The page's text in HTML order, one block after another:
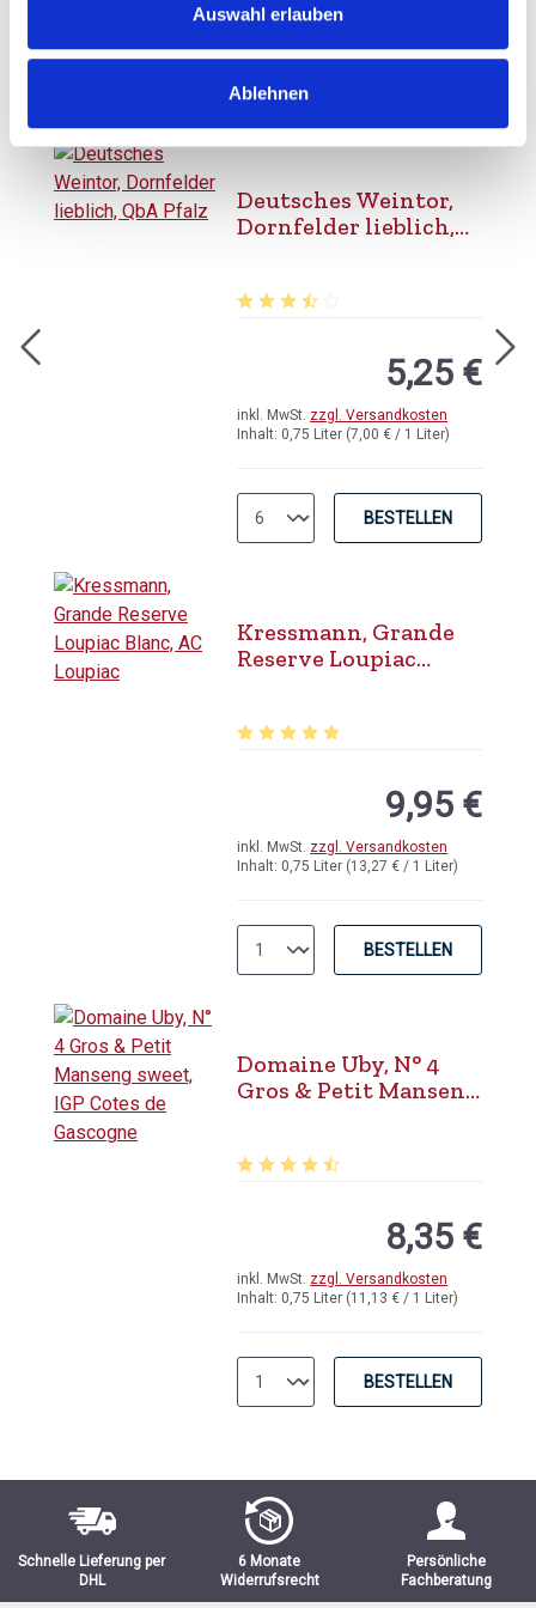
Auswahl erlauben
AblehnenAUSGETRUNKEN
Deutsches Weintor,
Dornfelder lieblich,
Durchschnittliche Bewertung von
Inhalt: 0,75 Liter (7,00 € / 1 Liter)
inkl. MwSt. zzgl. Versandkosten
5,25 €
BESTELLEN
Kressmann, Grande
Reserve Loupiac
Inhalt: 0,75 Liter (13,27 € / 1 Liter)
inkl. MwSt. zzgl. Versandkosten
9,95 €
BESTELLEN
Domaine Uby, N° 4
Gros & Petit Manseng
Inhalt: 0,75 Liter (11,13 € / 1 Liter)
inkl. MwSt. zzgl. Versandkosten
8,35 €
BESTELLEN
Schnelle Lieferung per
DHL
6 Monate
Widerrufsrecht
Persönliche
Fachberatung